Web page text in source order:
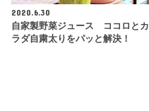
2020.6.30
自家製野菜ジュース ココロとカ
ラダ自粛太りをパッと解決！